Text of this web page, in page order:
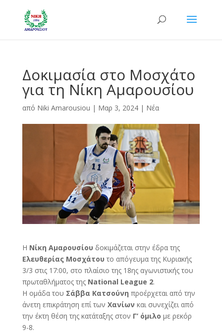
Δοκιμασία στο Μοσχάτο
για τη Νίκη Αμαρουσίου
από Niki Amarousiou | Μαρ 3, 2024| Νέα
Η Νίκη Αμαρουσίου δοκιμάζεται στην έδρα της
Ελευθερίας Μοσχάτου το απόγευμα της Κυριακής
3/3 στις 17:00, στο πλαίσιο της 18ης αγωνιστικής του
πρωταθλήματος της National League 2.
Η ομάδα του Σάββα Κατσούνη προέρχεται από την
άνετη επικράτηση επί των Χανίων και συνεχίζει από
την έκτη θέση της κατάταξης στον Γ’ όμιλο με ρεκόρ
9-8.